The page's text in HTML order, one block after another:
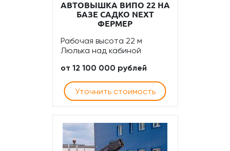
АВТОВЫШКА ВИПО 22 НА
БАЗЕ САДКО NEXT
ФЕРМЕР
Рабочая высота 22 м
Люлька над кабиной
от 12 100 000 рублей
Уточнить стоимость